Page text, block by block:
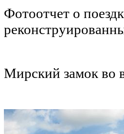
Фотоотчет о
Мирский замок во